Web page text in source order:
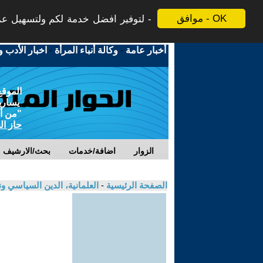
موافق - OK لتوفير افضل خدمة لكم ولتسهيل
أخبار عامة -وكالة أنباء المرأة - اخبار الأدب
"من
حاز
بحث/الارشيف اضافة/خدمات الزوار
الصفحة الرئيسية - العلمانية، الدين السياسي